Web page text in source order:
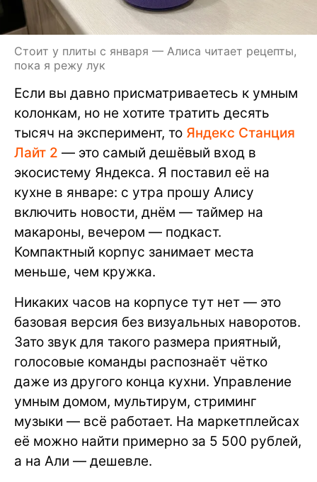
Стоит у плиты с января — Алиса читает рецепты,
пока я режу лук
Если вы давно присматриваетесь к умным
колонкам, но не хотите тратить десять
тысяч на эксперимент, то Яндекс Станция
Лайт 2 — это самый дешёвый вход в
экосистему Яндекса. Я поставил её на
кухне в январе: с утра прошу Алису
включить новости, днём — таймер на
макароны, вечером — подкаст.
Компактный корпус занимает места
меньше, чем кружка.
Никаких часов на корпусе тут нет — это
базовая версия без визуальных наворотов.
Зато звук для такого размера приятный,
голосовые команды распознаёт чётко
даже из другого конца кухни. Управление
умным домом, мультирум, стриминг
музыки — всё работает. На маркетплейсах
её можно найти примерно за 5 500 рублей,
а на Али — дешевле.